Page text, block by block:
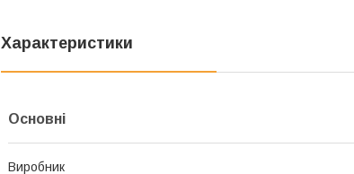
Характеристики
Основні
Виробник